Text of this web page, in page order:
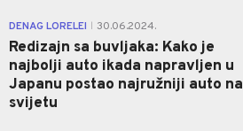
DENAG LORELEI 30.06.2024.
Redizajn sa buvljaka: Kako je
najbolji auto ikada napravljen u
Japanu postao najružniji auto na
svijetu